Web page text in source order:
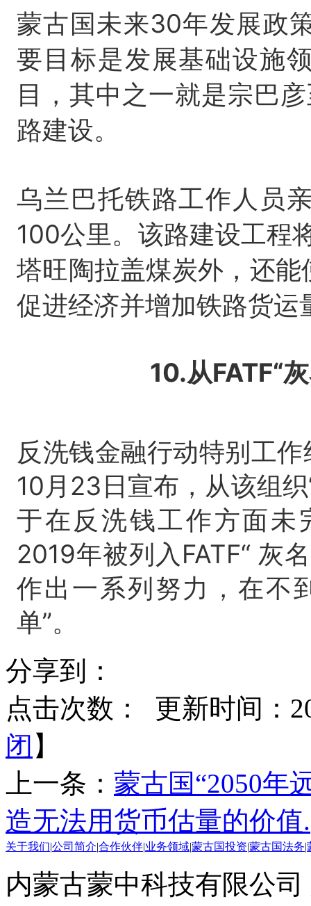
蒙古国未来30年发展政
要目标是发展基础设施
目，其中之一就是宗巴
路建设。
乌兰巴托铁路工作人员
100公里。该路建设工程
塔旺陶拉盖煤炭外，还
促进经济并增加铁路货运
10.从FATF“
反洗钱金融行动特别工
10月23日宣布，从该组
于在反洗钱工作方面未
2019年被列入FATF“ 灰
作出一系列努力，在不
单”。
分享到：
点击次数：
更新时间：
闭 】
上一条： 蒙古国“2050年
造无法用货币估量的价值.
关于我们 公司简介 合作伙伴 业务领域 蒙古国投资 蒙古国法务
内蒙古蒙中科技有限公